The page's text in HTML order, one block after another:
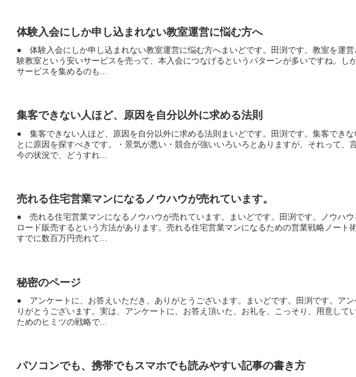
体験入会にしか申し込まれない教室運営に悩む方へ
● 体験入会にしか申し込まれない教室運営に悩む方へまいどです。田渕です。教室を運
験教室という安いサービスを売って、本入会につなげるというパターンが多いですね。し
サービスを集めるのも...
集客できない人ほど、原因を自分以外に求める法則
● 集客できない人ほど、原因を自分以外に求める法則まいどです。田渕です。集客できな
とに原因を探すべきです。・景気が悪い・競合が強いいろいろとありますが、それって、
今の状況で、どうすれ...
売れる住宅営業マンになるノウハウが売れています。
● 売れる住宅営業マンになるノウハウが売れています。まいどです。田渕です。ノウハ
ロード販売するという方法があります。売れる住宅営業マンになるための営業戦略ノート
すでに数百万円売れて...
秘密のページ
● アンケートに、お答えいただき、ありがとうございます。まいどです。田渕です。ア
りがとうございます。実は、アンケートに、お答え頂いた、お礼を、こっそり、用意して
ためのヒミツの戦略で...
パソコンでも、携帯でもスマホでも読みやすい記事の書き方